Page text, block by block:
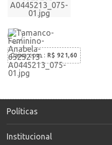
Caixa com : R$ 921,60
Políticas
Institucional